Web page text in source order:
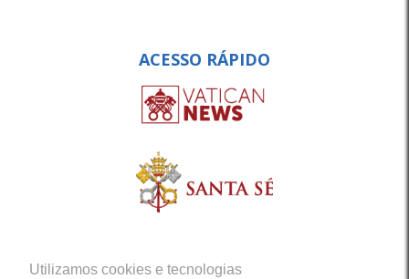
Utilizamos cookies e tecnologias
ACESSO RÁPIDO